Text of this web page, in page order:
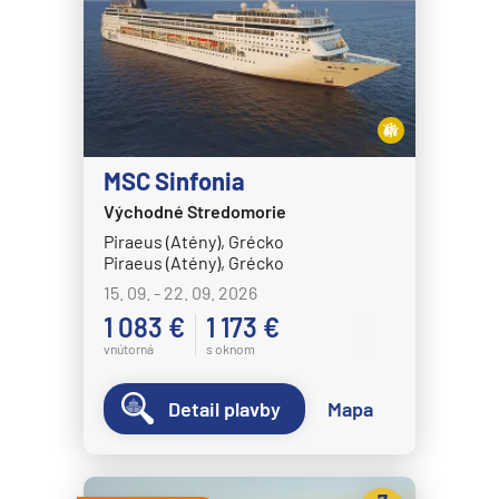
MS Nordlys
MS Nordnorge
MS Nordstjernen
MS Otto Sverdrup
MS Polarlys
MS Richard With
MS Trollfjord
MS Vesteralen
MSC Cruises
MSC Armonia
MSC Bellissima
MSC Sinfonia
Východné Stredomorie
Piraeus (Atény), Grécko
Piraeus (Atény), Grécko
15. 09. - 22. 09. 2026
1 083 €
vnútorná
1 173 €
s oknom
Detail plavby Mapa